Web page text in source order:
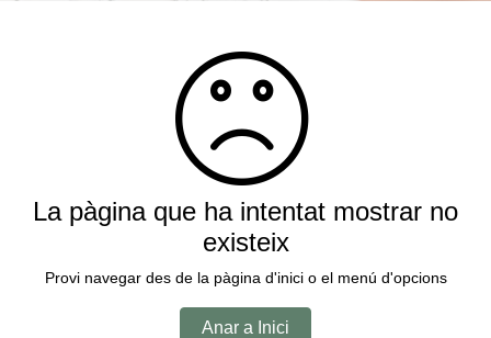
La pàgina que ha intentat mostrar no
existeix
Provi navegar des de la pàgina d'inici o el menú d'opcions
Anar a Inici